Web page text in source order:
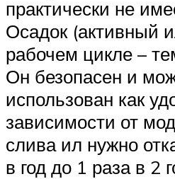
практически не
Осадок (активный
рабочем цикле –
Он безопасен и
использован как
зависимости от
слива ил нужно
в год до 1 раза в 2